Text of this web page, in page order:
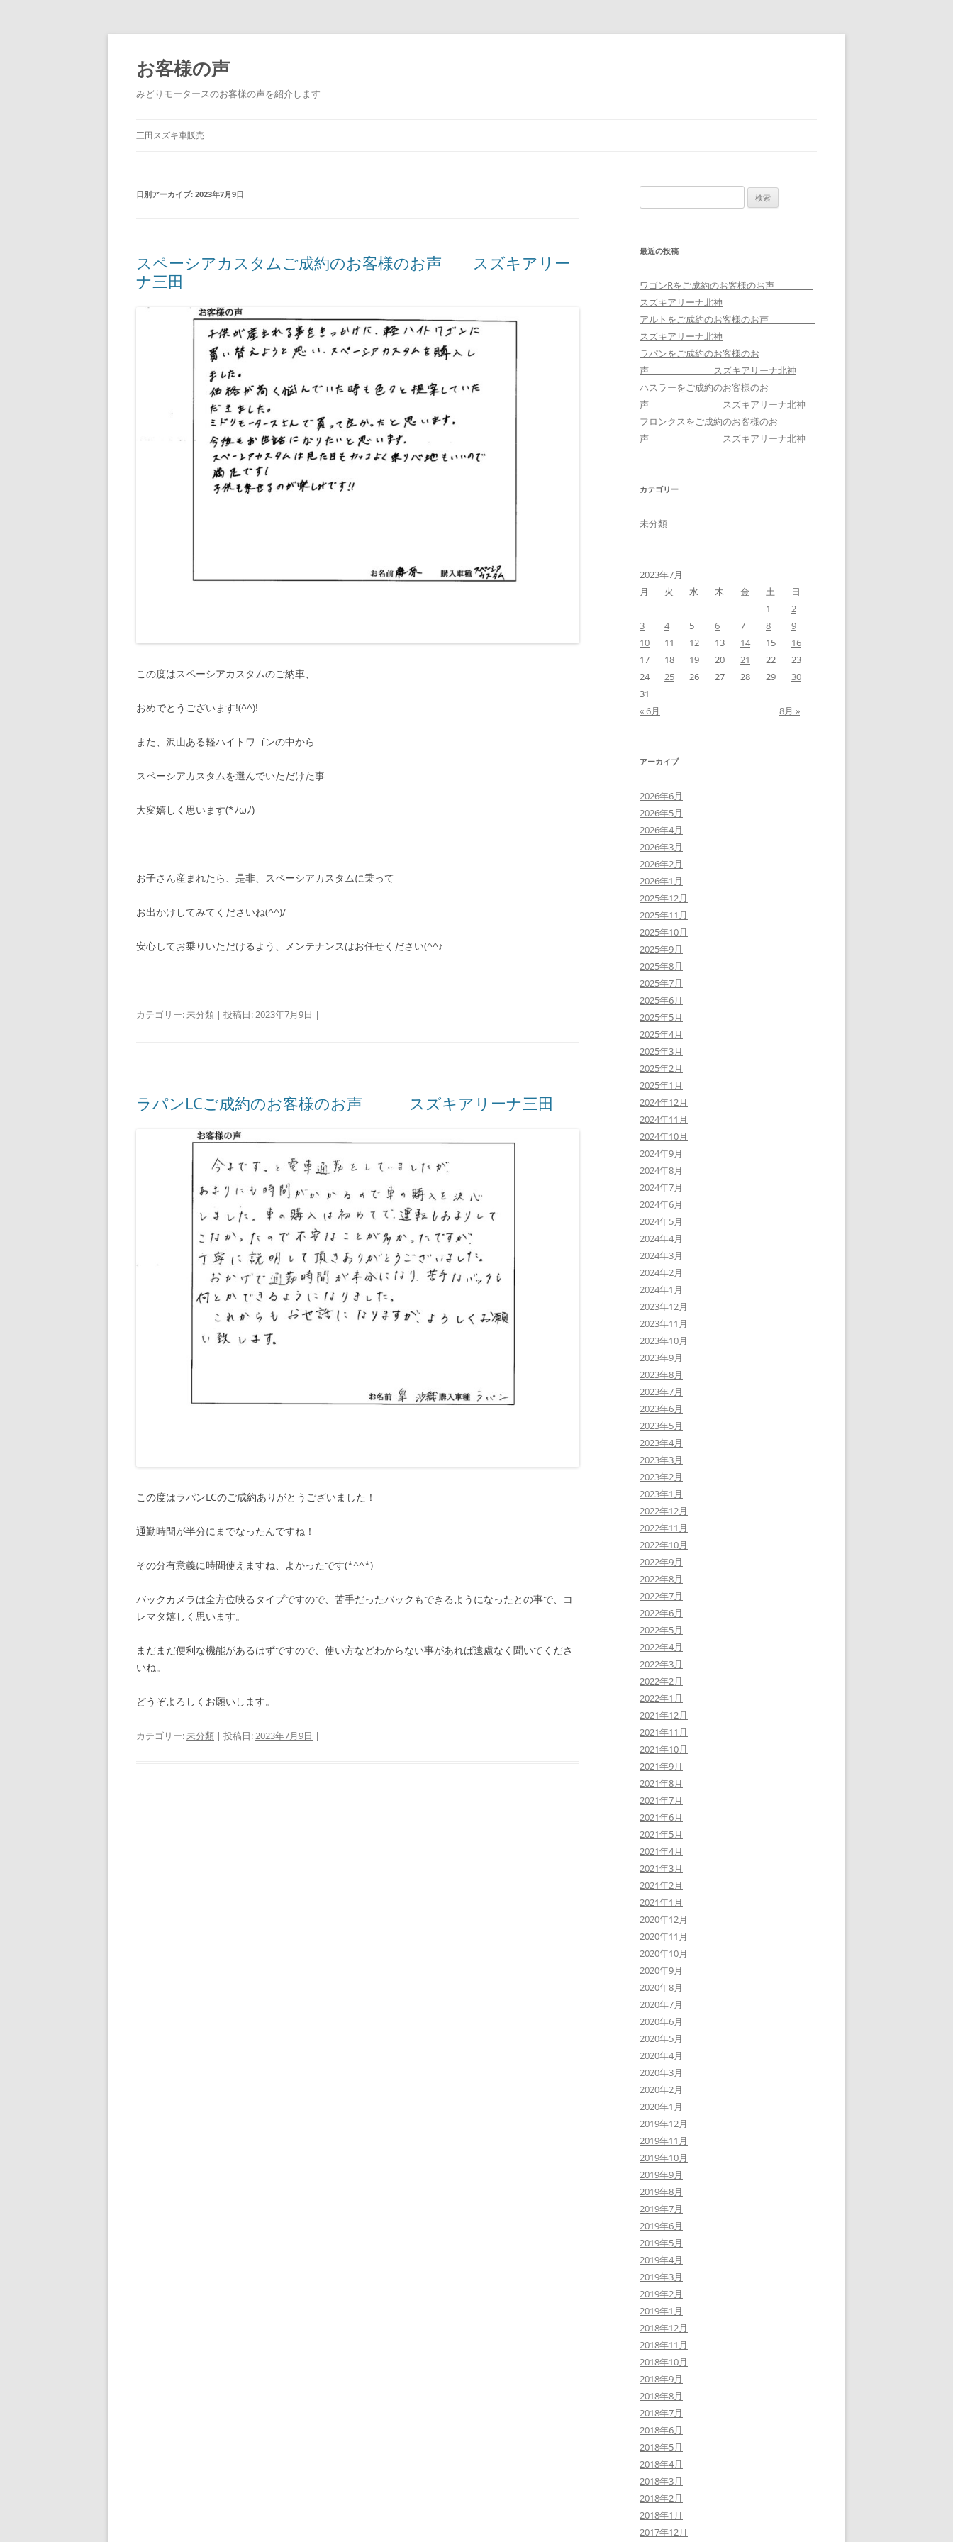
コ
テ
ン
ツ
へ
ス
お客様の声
みどりモータースのお客様の声を紹介します
三田スズキ車販売
日別アーカイブ: 2023年7月9日
スペーシアカスタムご成約のお客様のお声 スズキアリー
ナ三田
この度はスペーシアカスタムのご納車、
おめでとうございます!(^^)!
また、沢山ある軽ハイトワゴンの中から
スペーシアカスタムを選んでいただけた事
大変嬉しく思います(*ﾉωﾉ)
お子さん産まれたら、是非、スペーシアカスタムに乗って
お出かけしてみてくださいね(^^)/
安心してお乗りいただけるよう、メンテナンスはお任せください(^^♪
カテゴリー:未分類 | 投稿日:2023年7月9日 |
ラパンLCご成約のお客様のお声 スズキアリーナ三田
この度はラパンLCのご成約ありがとうございました！
通勤時間が半分にまでなったんですね！
その分有意義に時間使えますね、よかったです(*^^*)
バックカメラは全方位映るタイプですので、苦手だったバックもできるようになったとの事で、コ
レマタ嬉しく思います。
まだまだ便利な機能があるはずですので、使い方などわからない事があれば遠慮なく聞いてくださ
いね。
どうぞよろしくお願いします。
カテゴリー:未分類 | 投稿日:2023年7月9日 |
索:
最近の投稿
ワゴンRをご成約のお客様のお声
スズキアリーナ北神
アルトをご成約のお客様のお声
スズキアリーナ北神
ラパンをご成約のお客様のお
声 スズキアリーナ北神
ハスラーをご成約のお客様のお
声 スズキアリーナ北神
フロンクスをご成約のお客様のお
声 スズキアリーナ北神
カテゴリー
未分類
2023年7月
月
火 水 木 金 土
日
1
2
3
4 5 6 7 8
9
10
11 12 13 14 15
16
17
18 19 20 21 22
23
24
25 26 27 28 29
30
31
« 6月
8月 »
アーカイブ
2026年6月
2026年5月
2026年4月
2026年3月
2026年2月
2026年1月
2025年12月
2025年11月
2025年10月
2025年9月
2025年8月
2025年7月
2025年6月
2025年5月
2025年4月
2025年3月
2025年2月
2025年1月
2024年12月
2024年11月
2024年10月
2024年9月
2024年8月
2024年7月
2024年6月
2024年5月
2024年4月
2024年3月
2024年2月
2024年1月
2023年12月
2023年11月
2023年10月
2023年9月
2023年8月
2023年7月
2023年6月
2023年5月
2023年4月
2023年3月
2023年2月
2023年1月
2022年12月
2022年11月
2022年10月
2022年9月
2022年8月
2022年7月
2022年6月
2022年5月
2022年4月
2022年3月
2022年2月
2022年1月
2021年12月
2021年11月
2021年10月
2021年9月
2021年8月
2021年7月
2021年6月
2021年5月
2021年4月
2021年3月
2021年2月
2021年1月
2020年12月
2020年11月
2020年10月
2020年9月
2020年8月
2020年7月
2020年6月
2020年5月
2020年4月
2020年3月
2020年2月
2020年1月
2019年12月
2019年11月
2019年10月
2019年9月
2019年8月
2019年7月
2019年6月
2019年5月
2019年4月
2019年3月
2019年2月
2019年1月
2018年12月
2018年11月
2018年10月
2018年9月
2018年8月
2018年7月
2018年6月
2018年5月
2018年4月
2018年3月
2018年2月
2018年1月
2017年12月